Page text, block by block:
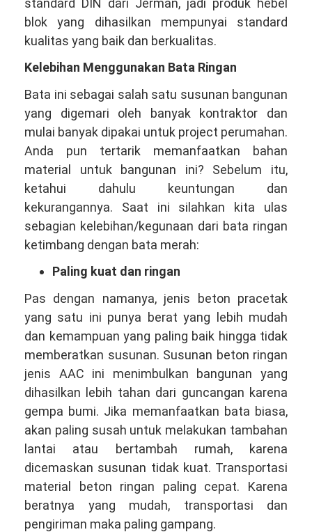
standard DIN dari Jerman, jadi produk hebel
blok yang dihasilkan mempunyai standard
kualitas yang baik dan berkualitas.
Kelebihan Menggunakan Bata Ringan
Bata ini sebagai salah satu susunan bangunan
yang digemari oleh banyak kontraktor dan
mulai banyak dipakai untuk project perumahan.
Anda pun tertarik memanfaatkan bahan
material untuk bangunan ini? Sebelum itu,
ketahui dahulu keuntungan dan
kekurangannya. Saat ini silahkan kita ulas
sebagian kelebihan/kegunaan dari bata ringan
ketimbang dengan bata merah:
Paling kuat dan ringan
Pas dengan namanya, jenis beton pracetak
yang satu ini punya berat yang lebih mudah
dan kemampuan yang paling baik hingga tidak
memberatkan susunan. Susunan beton ringan
jenis AAC ini menimbulkan bangunan yang
dihasilkan lebih tahan dari guncangan karena
gempa bumi. Jika memanfaatkan bata biasa,
akan paling susah untuk melakukan tambahan
lantai atau bertambah rumah, karena
dicemaskan susunan tidak kuat. Transportasi
material beton ringan paling cepat. Karena
beratnya yang mudah, transportasi dan
pengiriman maka paling gampang.